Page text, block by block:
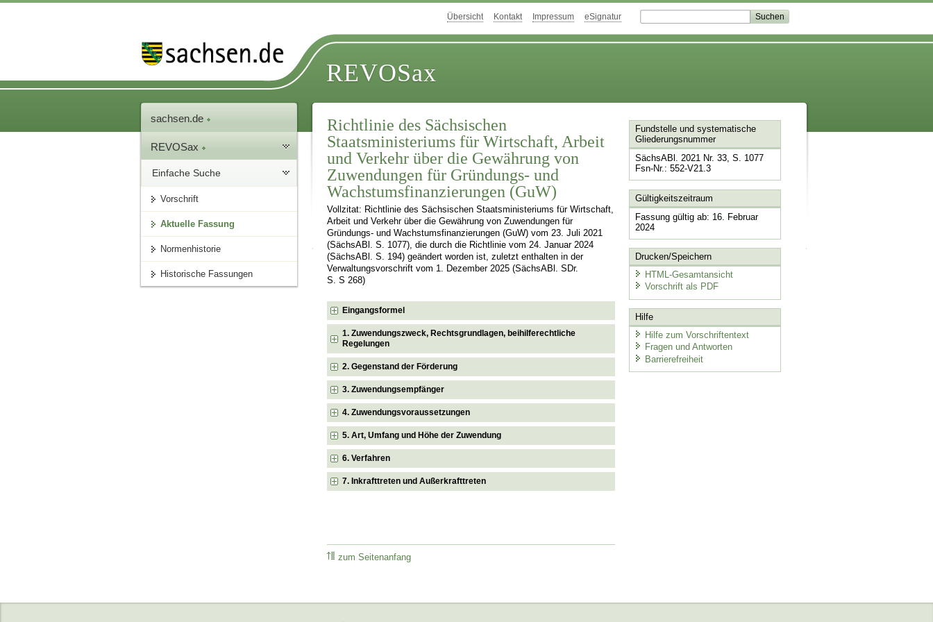
Übersicht Kontakt Impressum eSignatur
REVOSax
sachsen.de
REVOSax
Einfache Suche
Vorschrift
Aktuelle Fassung
Normenhistorie
Historische Fassungen
Richtlinie des Sächsischen
Staatsministeriums für Wirtschaft, Arbeit
und Verkehr über die Gewährung von
Zuwendungen für Gründungs- und
Wachstumsfinanzierungen (GuW)
Vollzitat: Richtlinie des Sächsischen Staatsministeriums für Wirtschaft,
Arbeit und Verkehr über die Gewährung von Zuwendungen für
Gründungs- und Wachstumsfinanzierungen (GuW) vom 23. Juli 2021
(SächsABl. S. 1077), die durch die Richtlinie vom 24. Januar 2024
(SächsABl. S. 194) geändert worden ist, zuletzt enthalten in der
Verwaltungsvorschrift vom 1. Dezember 2025 (SächsABl. SDr.
S. S 268)
Eingangsformel
1. Zuwendungszweck, Rechtsgrundlagen, beihilferechtliche
Regelungen
2. Gegenstand der Förderung
3. Zuwendungsempfänger
4. Zuwendungsvoraussetzungen
5. Art, Umfang und Höhe der Zuwendung
6. Verfahren
7. Inkrafttreten und Außerkrafttreten
zum Seitenanfang
Fundstelle und systematische
Gliederungsnummer
SächsABl. 2021 Nr. 33, S. 1077
Fsn-Nr.: 552-V21.3
Gültigkeitszeitraum
Fassung gültig ab: 16. Februar
2024
Drucken/Speichern
HTML-Gesamtansicht
Vorschrift als PDF
Hilfe
Hilfe zum Vorschriftentext
Fragen und Antworten
Barrierefreiheit